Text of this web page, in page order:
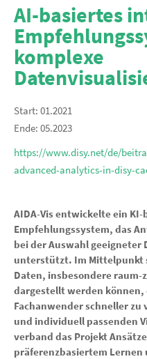
AI-basiertes
komplexe
Start: 01.2021
Ende: 05.2023
https://www.disy.net/de/
advanced-analytics-in-disy-
AIDA-Vis entwickelte ein
Empfehlungssystem, das
bei der Auswahl geeigneter
unterstützt. Im Mittelpunkt
Daten, insbesondere
dargestellt werden können,
Fachanwender schneller
und individuell passenden
verband das Projekt
präferenzbasiertem Lernen